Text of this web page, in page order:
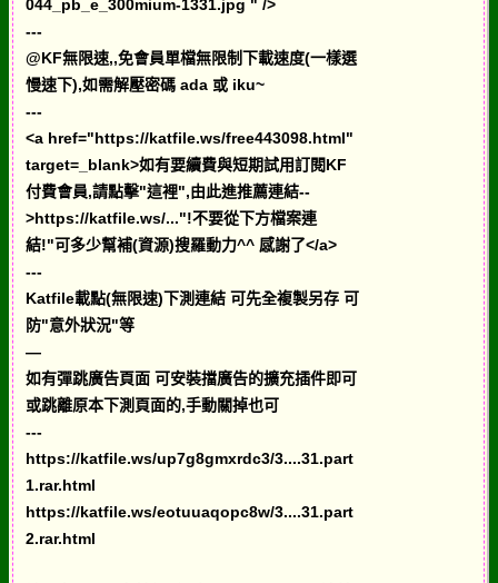
044_pb_e_300mium-1331.jpg " />
---
@KF無限速,,免會員單檔無限制下載速度(一樣選
慢速下),如需解壓密碼 ada 或 iku~
---
<a href="https://katfile.ws/free443098.html"
target=_blank>如有要續費與短期試用訂閱KF
付費會員,請點擊"這裡",由此進推薦連結--
>https://katfile.ws/..."!不要從下方檔案連
結!"可多少幫補(資源)搜羅動力^^ 感謝了</a>
---
Katfile載點(無限速)下測連結 可先全複製另存 可
防"意外狀況"等
—
如有彈跳廣告頁面 可安裝擋廣告的擴充插件即可
或跳離原本下測頁面的,手動關掉也可
---
https://katfile.ws/up7g8gmxrdc3/3....31.part
1.rar.html
https://katfile.ws/eotuuaqopc8w/3....31.part
2.rar.html